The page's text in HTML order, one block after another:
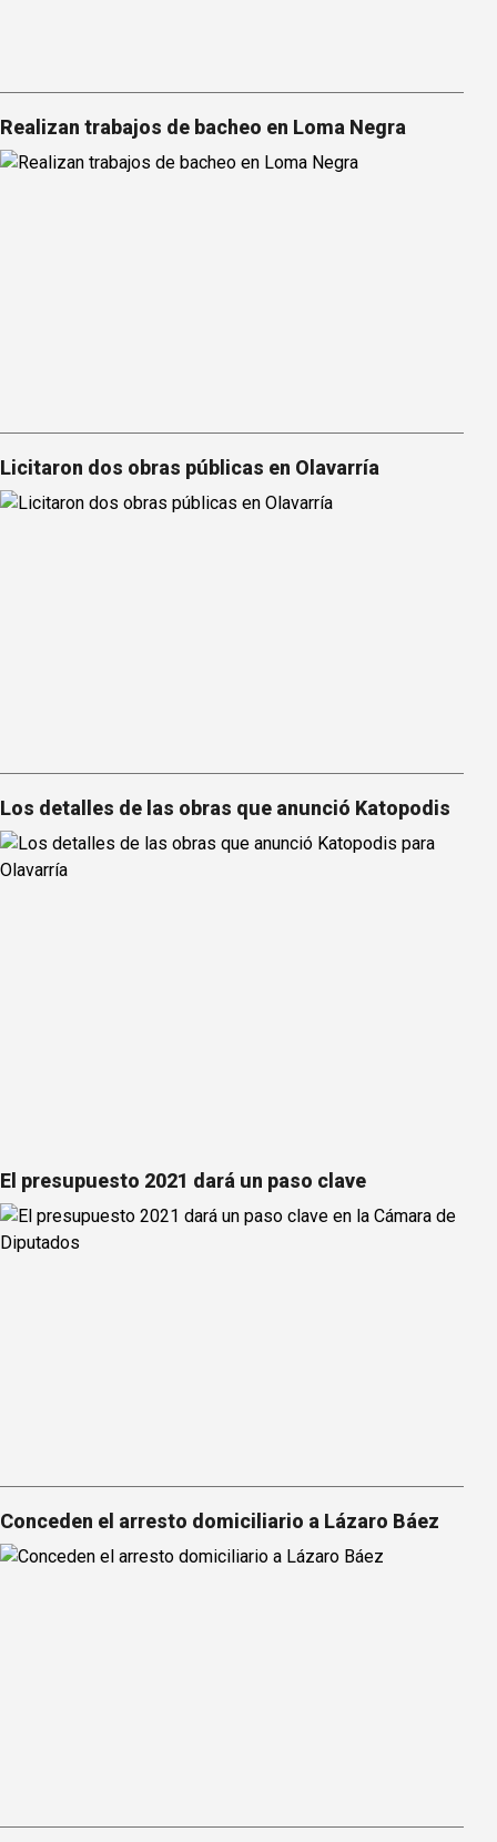
Realizan trabajos de bacheo en Loma Negra
Licitaron dos obras públicas en Olavarría
Los detalles de las obras que anunció Katopodis
El presupuesto 2021 dará un paso clave
Conceden el arresto domiciliario a Lázaro Báez